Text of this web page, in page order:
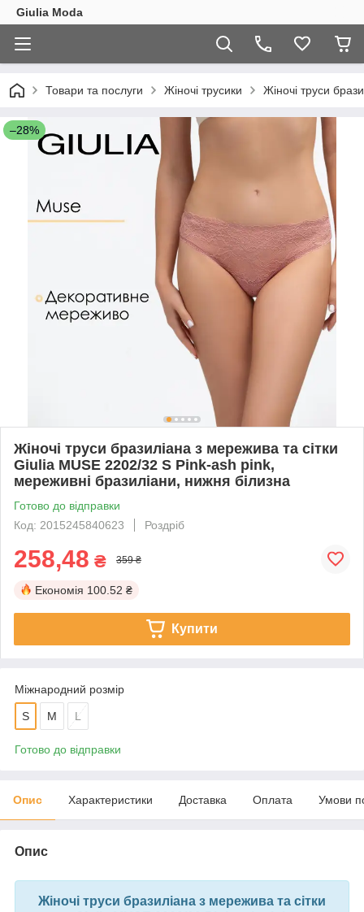
Giulia Moda
Товари та послуги Жіночі трусики Жіночі труси
–28%
Жіночі труси бразиліана з мережива та сітки
Giulia MUSE 2202/32 S Pink-ash pink,
мереживні бразиліани, нижня білизна
Готово до відправки
Код: 2015245840623
Роздріб
258,48 ₴ 359 ₴
Економія 100.52 ₴
Купити
Міжнародний розмір
S M L
Готово до відправки
Опис Характеристики Доставка Оплата Умови
Опис
Жіночі труси бразиліана з мережива та сітки